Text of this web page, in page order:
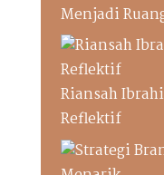
Menjadi
Riansah
Reflektif